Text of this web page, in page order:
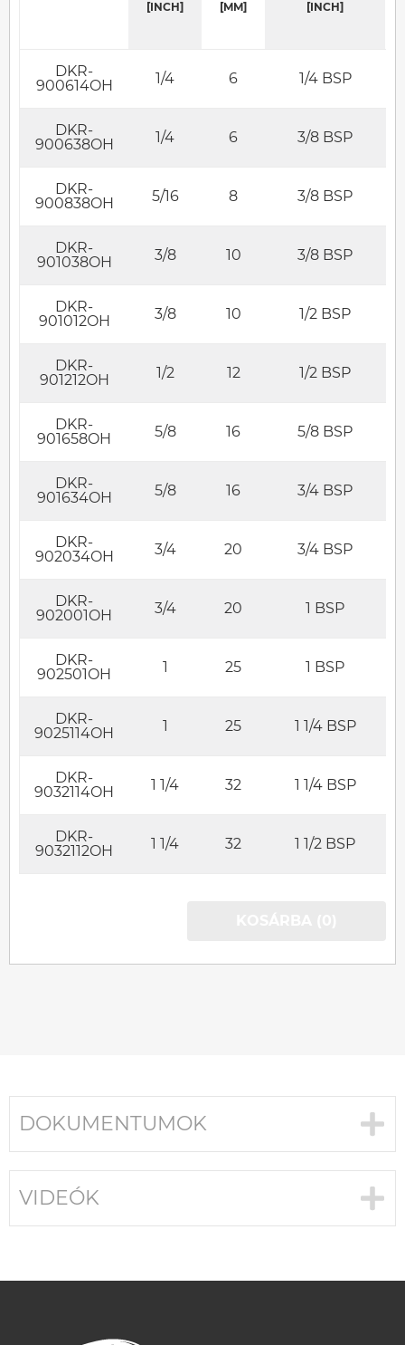
[INCH] [MM] [INCH]
DKR-
900614OH
1/4 6 1/4 BSP
DKR-
900638OH
1/4 6 3/8 BSP
DKR-
900838OH
5/16 8 3/8 BSP
DKR-
901038OH
3/8 10 3/8 BSP
DKR-
901012OH
3/8 10 1/2 BSP
DKR-
901212OH
1/2 12 1/2 BSP
DKR-
901658OH
5/8 16 5/8 BSP
DKR-
901634OH
5/8 16 3/4 BSP
DKR-
902034OH
3/4 20 3/4 BSP
DKR-
902001OH
3/4 20 1 BSP
DKR-
902501OH
1 25 1 BSP
DKR-
9025114OH
1 25 1 1/4 BSP
DKR-
9032114OH
1 1/4 32 1 1/4 BSP
DKR-
9032112OH
1 1/4 32 1 1/2 BSP
DOKUMENTUMOK
VIDEÓK